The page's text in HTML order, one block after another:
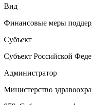
Вид
Финансовые меры
Субъект
Субъект Российской
Администратор
Министерство